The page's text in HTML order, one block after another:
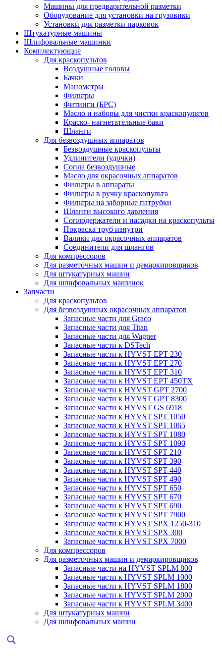
Машины для предварительной разметки
Оборудование для установки на грузовики
Установки для разметки парковок
Штукатурные машины
Шлифовальные машинки
Комплектующие
Для краскопультов
Воздушные головы
Бачки
Манометры
Фильтры
Фитинги (БРС)
Масло и наборы для чистки краскопультов
Краско- нагнетательные баки
Шланги
Для безвоздушных аппаратов
Безвоздушные краскопульты
Удлинители (удочки)
Сопла безвоздушные
Масло для окрасочных аппаратов
Фильтры в аппараты
Фильтры в ручку краскопульта
Фильтры на заборные патрубки
Шланги высокого давления
Соплодержатели и насадки на краскопульты
Покраска труб изнутри
Валики для окрасочных аппаратов
Соединители для шлангов
Для компрессоров
Для разметочных машин и демаркировщиков
Для штукатурных машин
Для шлифовальных машинок
Запчасти
Для краскопультов
Для безвоздушных окрасочных аппаратов
Запасные части для Graco
Запасные части для Titan
Запасные части для Wagner
Запасные части к DSTech
Запасные части к HYVST EPT 230
Запасные части к HYVST EPT 270
Запасные части к HYVST EPT 310
Запасные части к HYVST EPT 450TX
Запасные части к HYVST GPT 2700
Запасные части к HYVST GPT 8300
Запасные части к HYVST GS 6918
Запасные части к HYVST SPT 1050
Запасные части к HYVST SPT 1065
Запасные части к HYVST SPT 1080
Запасные части к HYVST SPT 1090
Запасные части к HYVST SPT 210
Запасные части к HYVST SPT 390
Запасные части к HYVST SPT 440
Запасные части к HYVST SPT 490
Запасные части к HYVST SPT 650
Запасные части к HYVST SPT 670
Запасные части к HYVST SPT 690
Запасные части к HYVST SPT 7900
Запасные части к HYVST SPX 1250-310
Запасные части к HYVST SPX 300
Запасные части к HYVST SPX 7000
Для компрессоров
Для разметочных машин и демаркировщиков
Запасные части на HYVST SPLM 800
Запасные части к HYVST SPLM 1000
Запасные части к HYVST SPLM 1800
Запасные части к HYVST SPLM 2000
Запасные части к HYVST SPLM 3400
Для штукатурных машин
Для шлифовальных машин